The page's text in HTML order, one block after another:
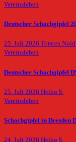
Vereinsleben
Deutscher Schachgipfel
25. Juli 2026 Torsten
Vereinsleben
Deutscher Schachgipfel
25. Juli 2026 Heiko S.
Vereinsleben
Schachgipfel in Dresden
24. Juli 2026 Heiko S.